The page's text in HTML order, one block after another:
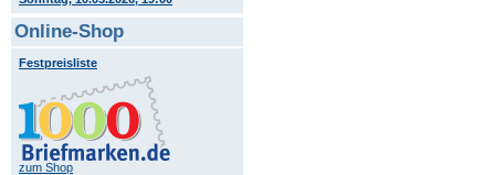
Online-Shop
Festpreisliste
zum Shop